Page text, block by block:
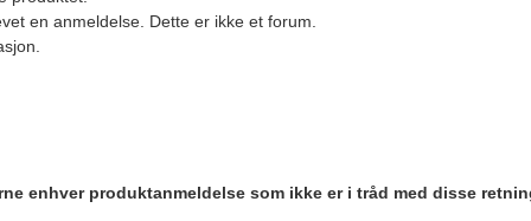
en anmeldelse. Dette er ikke et forum.
enhver produktanmeldelse som ikke er i tråd med disse